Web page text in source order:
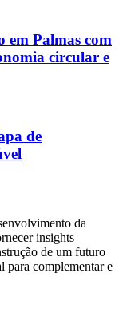
em Palmas com
circular e
de
da
insights
de um futuro
para complementar e